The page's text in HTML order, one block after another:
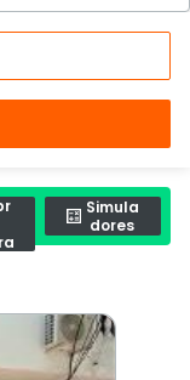
Simula
dores